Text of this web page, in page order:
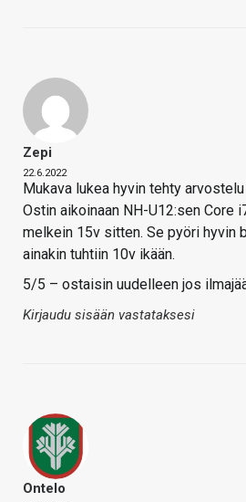
Zepi
22.6.2022
Mukava lukea hyvin tehty
Ostin aikoinaan NH-U12:sen Core
melkein 15v sitten. Se pyöri hyvin
ainakin tuhtiin 10v ikään.
5/5 – ostaisin uudelleen jos
Kirjaudu sisään vastataksesi
Ontelo